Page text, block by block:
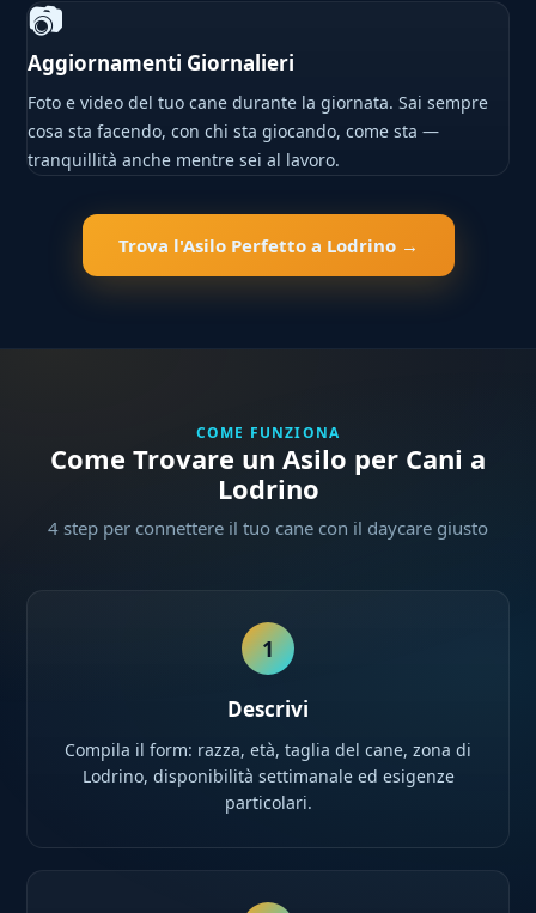
📷
Aggiornamenti Giornalieri
Foto e video del tuo cane durante la giornata. Sai sempre
cosa sta facendo, con chi sta giocando, come sta —
tranquillità anche mentre sei al lavoro.
Trova l'Asilo Perfetto a Lodrino →
COME FUNZIONA
Come Trovare un Asilo per Cani a
Lodrino
4 step per connettere il tuo cane con il daycare giusto
1
Descrivi
Compila il form: razza, età, taglia del cane, zona di
Lodrino, disponibilità settimanale ed esigenze
particolari.